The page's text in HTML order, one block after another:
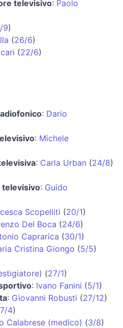
televisivo: Paolo
9)
(26/6)
(22/6)
: Dario
: Michele
: Carla Urban (24/8)
televisivo: Guido
Scopelliti (20/1)
Del Boca (24/6)
Caprarica (30/1)
Cristina Giongo (5/5)
(27/1)
: Ivano Fanini (5/1)
: Giovanni Robusti (27/12)
4)
Calabrese (medico) (3/8)